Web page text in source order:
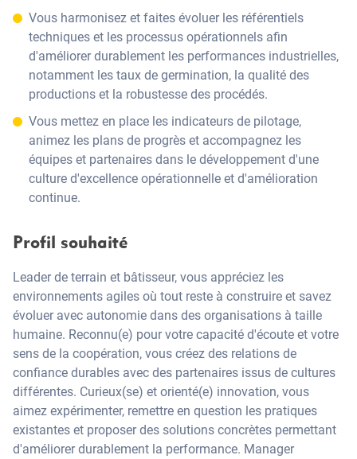
Vous harmonisez et faites évoluer les référentiels
techniques et les processus opérationnels afin
d'améliorer durablement les performances industrielles,
notamment les taux de germination, la qualité des
productions et la robustesse des procédés.
Vous mettez en place les indicateurs de pilotage,
animez les plans de progrès et accompagnez les
équipes et partenaires dans le développement d'une
culture d'excellence opérationnelle et d'amélioration
continue.
Profil souhaité
Leader de terrain et bâtisseur, vous appréciez les
environnements agiles où tout reste à construire et savez
évoluer avec autonomie dans des organisations à taille
humaine. Reconnu(e) pour votre capacité d'écoute et votre
sens de la coopération, vous créez des relations de
confiance durables avec des partenaires issus de cultures
différentes. Curieux(se) et orienté(e) innovation, vous
aimez expérimenter, remettre en question les pratiques
existantes et proposer des solutions concrètes permettant
d'améliorer durablement la performance. Manager